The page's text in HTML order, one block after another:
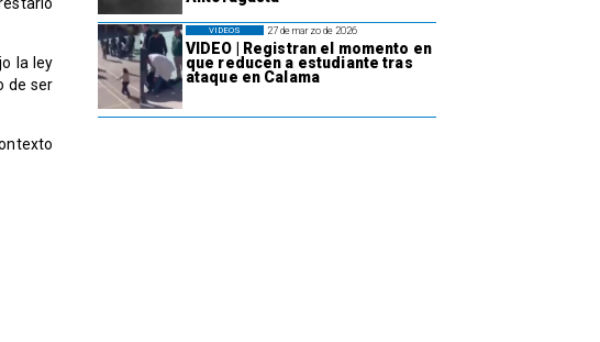
la ley
de ser
27 de marzo de 2026
VIDEO | Registran el momento en
que reducen a estudiante tras
ataque en Calama
VIDEOS